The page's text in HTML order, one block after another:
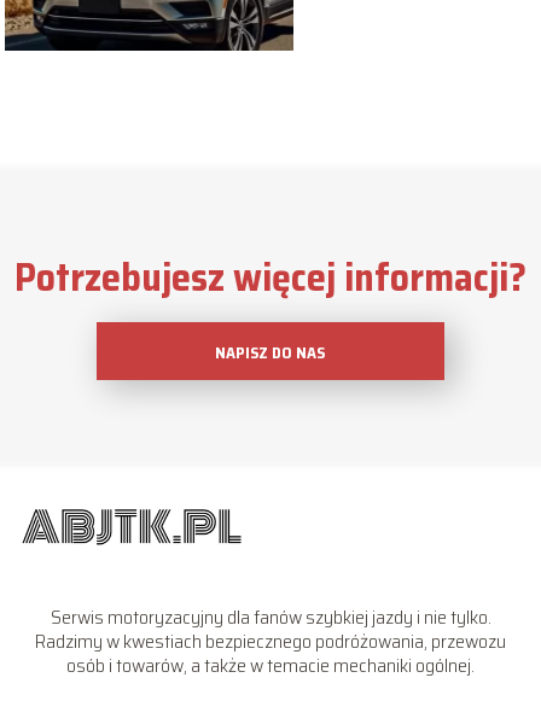
Potrzebujesz więcej informacji?
NAPISZ DO NAS
Serwis motoryzacyjny dla fanów szybkiej jazdy i nie tylko.
Radzimy w kwestiach bezpiecznego podróżowania, przewozu
osób i towarów, a także w temacie mechaniki ogólnej.